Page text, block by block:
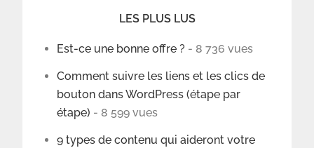
LES PLUS LUS
Est-ce une bonne offre ? - 8 736 vues
Comment suivre les liens et les clics de
bouton dans WordPress (étape par
étape) - 8 599 vues
9 types de contenu qui aideront votre